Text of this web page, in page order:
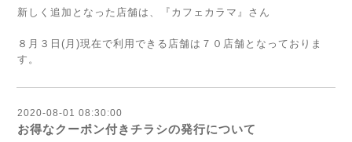
新しく追加となった店舗は、『カフェカラマ』さん
８月３日(月)現在で利用できる店舗は７０店舗となっておりま
す。
2020-08-01 08:30:00
お得なクーポン付きチラシの発行について